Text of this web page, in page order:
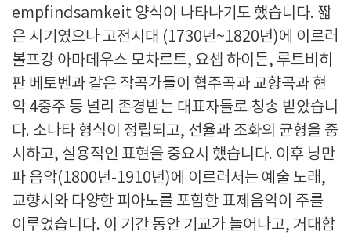
empfindsamkeit 양식이 나타나기도 했습니다. 짧
은 시기였으나 고전시대 (1730년~1820년)에 이르러
볼프강 아마데우스 모차르트, 요셉 하이든, 루트비히
판 베토벤과 같은 작곡가들이 협주곡과 교향곡과 현
악 4중주 등 널리 존경받는 대표자들로 칭송 받았습니
다. 소나타 형식이 정립되고, 선율과 조화의 균형을 중
시하고, 실용적인 표현을 중요시 했습니다. 이후 낭만
파 음악(1800년-1910년)에 이르러서는 예술 노래,
교향시와 다양한 피아노를 포함한 표제음악이 주를
이루었습니다. 이 기간 동안 기교가 늘어나고, 거대함